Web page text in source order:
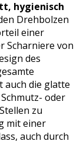
hygienisch
Drehbolzen
einer
Scharniere von
des
auch die glatte
oder
zu
mit einer
auch durch